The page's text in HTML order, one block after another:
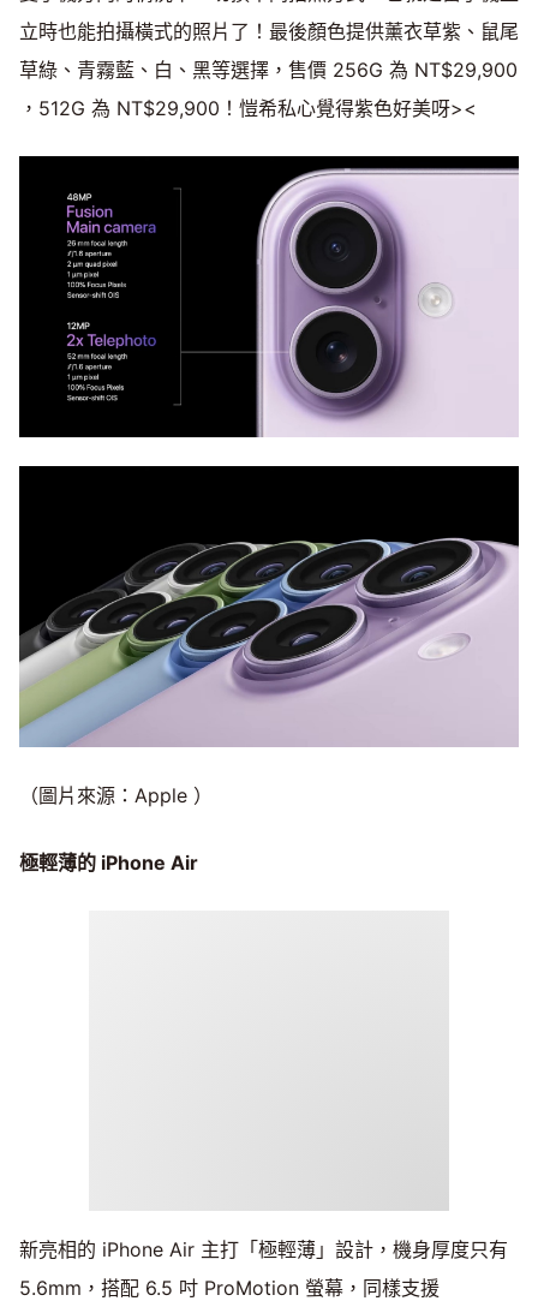
立時也能拍攝橫式的照片了！最後顏色提供薰衣草紫、鼠尾
草綠、青霧藍、白、黑等選擇，售價 256G 為 NT$29,900
，512G 為 NT$29,900！愷希私心覺得紫色好美呀><
（圖片來源：Apple ）
極輕薄的 iPhone Air
新亮相的 iPhone Air 主打「極輕薄」設計，機身厚度只有
5.6mm，搭配 6.5 吋 ProMotion 螢幕，同樣支援